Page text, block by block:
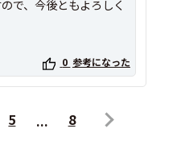
で、今後ともよろしく
0 参考になった
5 8